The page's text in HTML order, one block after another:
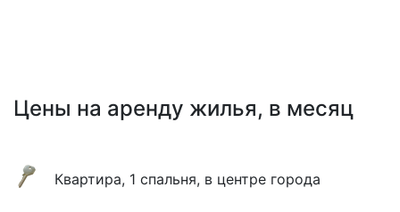
Цены на аренду жилья, в месяц
Квартира, 1 спальня, в центре города